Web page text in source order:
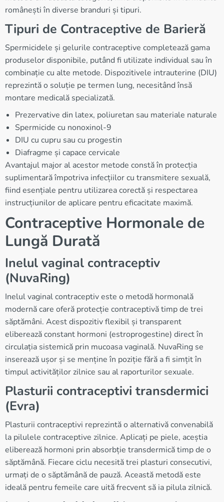
românești în diverse branduri și tipuri.
Tipuri de Contraceptive de Barieră
Spermicidele și gelurile contraceptive completează gama
produselor disponibile, putând fi utilizate individual sau în
combinație cu alte metode. Dispozitivele intrauterine (DIU)
reprezintă o soluție pe termen lung, necesitând însă
montare medicală specializată.
Prezervative din latex, poliuretan sau materiale naturale
Spermicide cu nonoxinol-9
DIU cu cupru sau cu progestin
Diafragme și capace cervicale
Avantajul major al acestor metode constă în protecția
suplimentară împotriva infecțiilor cu transmitere sexuală,
fiind esențiale pentru utilizarea corectă și respectarea
instrucțiunilor de aplicare pentru eficacitate maximă.
Contraceptive Hormonale de
Lungă Durată
Inelul vaginal contraceptiv
(NuvaRing)
Inelul vaginal contraceptiv este o metodă hormonală
modernă care oferă protecție contraceptivă timp de trei
săptămâni. Acest dispozitiv flexibil și transparent
eliberează constant hormoni (estroprogestine) direct în
circulația sistemică prin mucoasa vaginală. NuvaRing se
inserează ușor și se menține în poziție fără a fi simțit în
timpul activităților zilnice sau al raporturilor sexuale.
Plasturii contraceptivi transdermici
(Evra)
Plasturii contraceptivi reprezintă o alternativă convenabilă
la pilulele contraceptive zilnice. Aplicați pe piele, aceștia
eliberează hormoni prin absorbție transdermică timp de o
săptămână. Fiecare ciclu necesită trei plasturi consecutivi,
urmați de o săptămână de pauză. Această metodă este
ideală pentru femeile care uită frecvent să ia pilula zilnică.